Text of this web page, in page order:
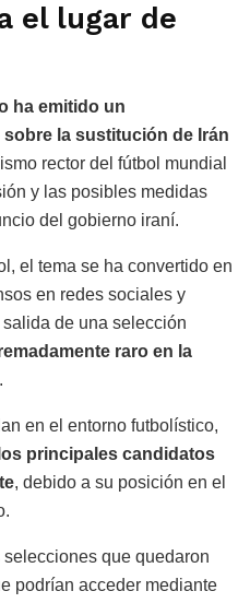
el lugar de
ha emitido un
la sustitución de Irán
rector del fútbol mundial
y las posibles medidas
del gobierno iraní.
el tema se ha convertido en
en redes sociales y
de una selección
raro en la
.
en el entorno futbolístico,
principales candidatos
, debido a su posición en el
que quedaron
podrían acceder mediante